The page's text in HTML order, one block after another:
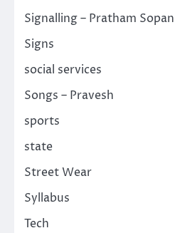
Signalling – Pratham Sopan
Signs
social services
Songs – Pravesh
sports
state
Street Wear
Syllabus
Tech